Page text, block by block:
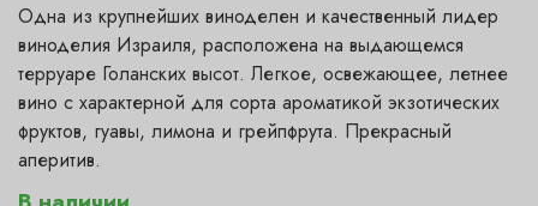
Одна из крупнейших виноделен и качественный лидер
виноделия Израиля, расположена на выдающемся
терруаре Голанских высот. Легкое, освежающее, летнее
вино с характерной для сорта ароматикой экзотических
фруктов, гуавы, лимона и грейпфрута. Прекрасный
аперитив.